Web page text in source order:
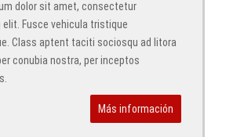
dolor sit amet, consectetur
elit. Fusce vehicula tristique
Class aptent taciti sociosqu ad litora
conubia nostra, per inceptos
Más información